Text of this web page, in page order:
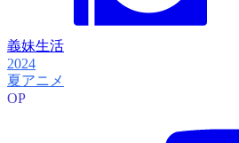
義妹生活
2024
夏アニメ
OP